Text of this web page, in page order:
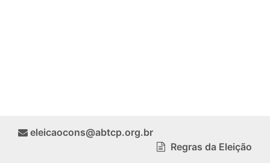
eleicaocons@abtcp.org.br
Regras da Eleição